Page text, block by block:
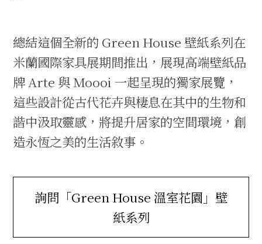
總結這個全新的 Green House 壁紙系列在
米蘭國際家具展期間推出，展現高端壁紙品
牌 Arte 與 Moooi 一起呈現的獨家展覽，
這些設計從古代花卉與棲息在其中的生物和
諧中汲取靈感，將提升居家的空間環境，創
造永恆之美的生活敘事。
詢問「Green House 溫室花園」壁
紙系列